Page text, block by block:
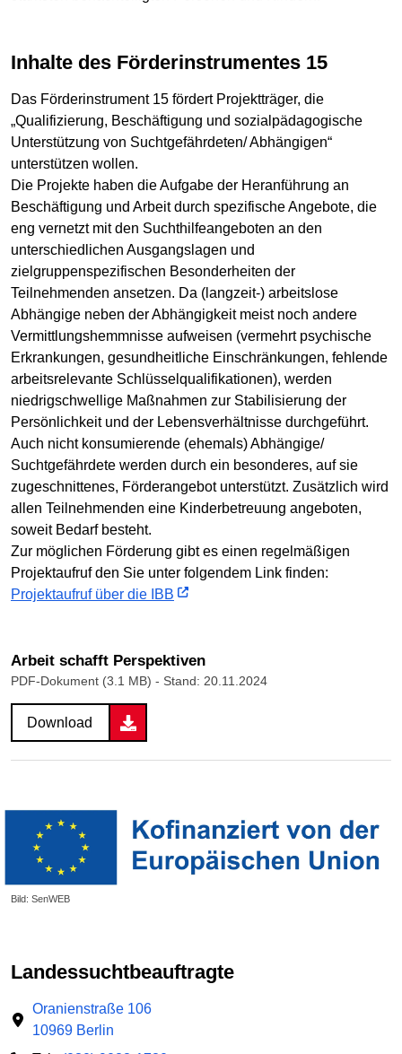
Inhalte des Förderinstrumentes 15
Das Förderinstrument 15 fördert Projektträger, die
„Qualifizierung, Beschäftigung und sozialpädagogische
Unterstützung von Suchtgefährdeten/ Abhängigen“
unterstützen wollen.
Die Projekte haben die Aufgabe der Heranführung an
Beschäftigung und Arbeit durch spezifische Angebote, die
eng vernetzt mit den Suchthilfeangeboten an den
unterschiedlichen Ausgangslagen und
zielgruppenspezifischen Besonderheiten der
Teilnehmenden ansetzen. Da (langzeit-) arbeitslose
Abhängige neben der Abhängigkeit meist noch andere
Vermittlungshemmnisse aufweisen (vermehrt psychische
Erkrankungen, gesundheitliche Einschränkungen, fehlende
arbeitsrelevante Schlüsselqualifikationen), werden
niedrigschwellige Maßnahmen zur Stabilisierung der
Persönlichkeit und der Lebensverhältnisse durchgeführt.
Auch nicht konsumierende (ehemals) Abhängige/
Suchtgefährdete werden durch ein besonderes, auf sie
zugeschnittenes, Förderangebot unterstützt. Zusätzlich wird
allen Teilnehmenden eine Kinderbetreuung angeboten,
soweit Bedarf besteht.
Zur möglichen Förderung gibt es einen regelmäßigen
Projektaufruf den Sie unter folgendem Link finden:
Projektaufruf über die IBB
Arbeit schafft Perspektiven
PDF-Dokument (3.1 MB) - Stand: 20.11.2024
Download
Bild: SenWEB
Landessucht­beauftragte
Oranienstraße 106
10969 Berlin